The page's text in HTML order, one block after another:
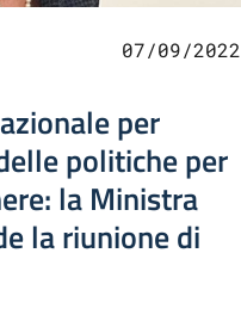
07/09/2022
per
politiche per
la Ministra
la riunione di